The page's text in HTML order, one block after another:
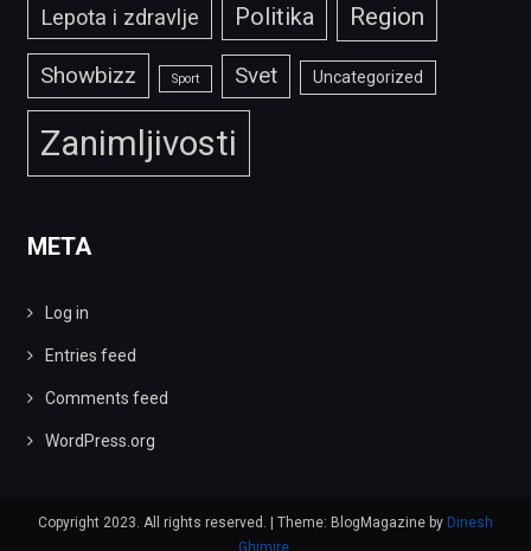
Lepota i zdravlje Politika Region
Showbizz Sport Svet Uncategorized
Zanimljivosti
META
Log in
Entries feed
Comments feed
WordPress.org
Copyright 2023. All rights reserved. | Theme: BlogMagazine by Dinesh
Ghimire